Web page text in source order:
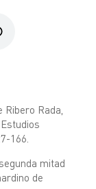
Ribero Rada,
166.
mitad
de